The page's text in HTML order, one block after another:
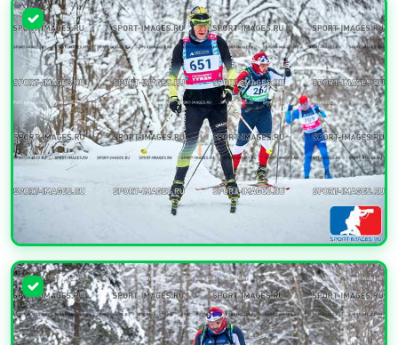
УВЕЛИЧИТЬ